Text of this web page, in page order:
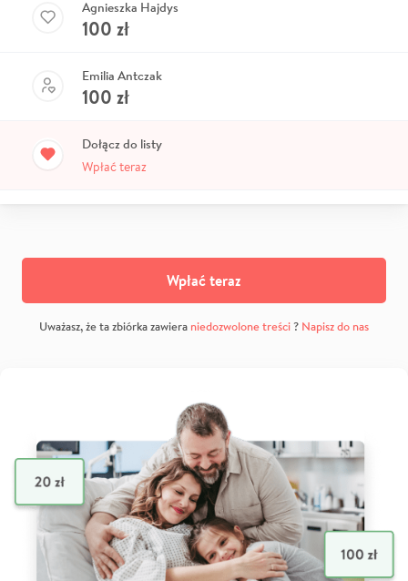
Agnieszka Hajdys
100 zł
Emilia Antczak
100 zł
Dołącz do listy
Wpłać teraz
Wpłać teraz
Uważasz, że ta zbiórka zawiera niedozwolone treści? Napisz do nas